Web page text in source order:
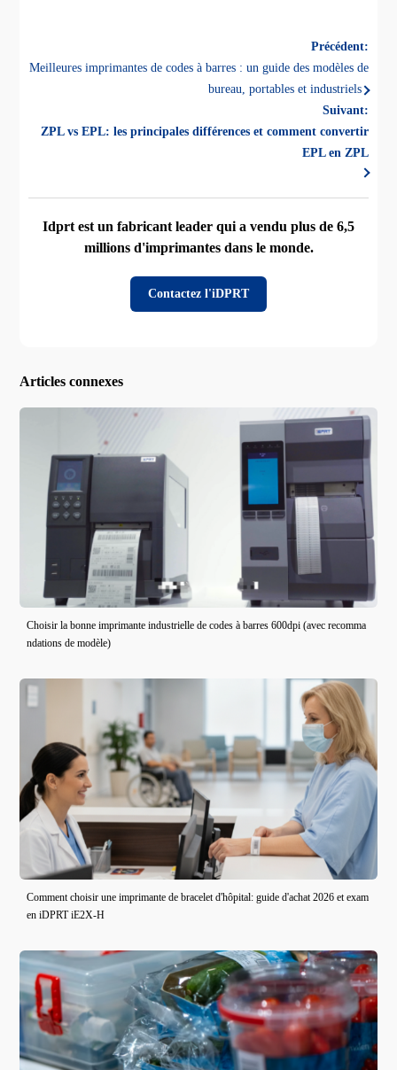
Précédent:
Meilleures imprimantes de codes à barres : un guide des modèles de
bureau, portables et industriels
Suivant:
ZPL vs EPL: les principales différences et comment convertir
EPL en ZPL
Idprt est un fabricant leader qui a vendu plus de 6,5
millions d'imprimantes dans le monde.
Contactez l'iDPRT
Articles connexes
Choisir la bonne imprimante industrielle de codes à barres 600dpi (avec recomma
ndations de modèle)
Comment choisir une imprimante de bracelet d'hôpital: guide d'achat 2026 et exam
en iDPRT iE2X-H